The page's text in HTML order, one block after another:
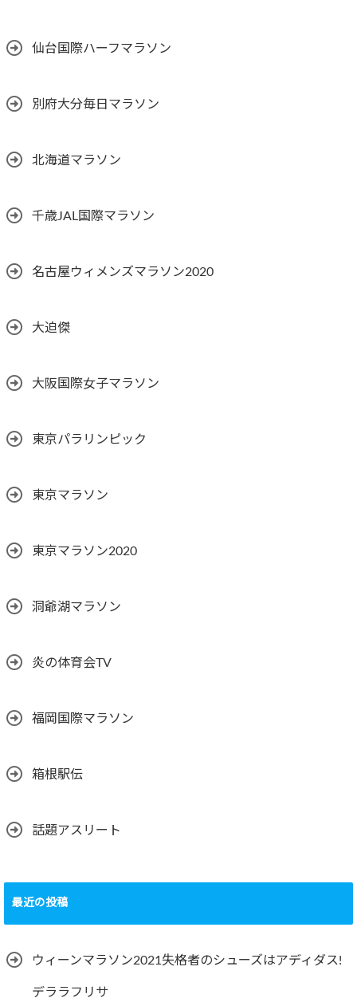
仙台国際ハーフマラソン
別府大分毎日マラソン
北海道マラソン
千歳JAL国際マラソン
名古屋ウィメンズマラソン2020
大迫傑
大阪国際女子マラソン
東京パラリンピック
東京マラソン
東京マラソン2020
洞爺湖マラソン
炎の体育会TV
福岡国際マラソン
箱根駅伝
話題アスリート
最近の投稿
ウィーンマラソン2021失格者のシューズはアディダス!
デララフリサ